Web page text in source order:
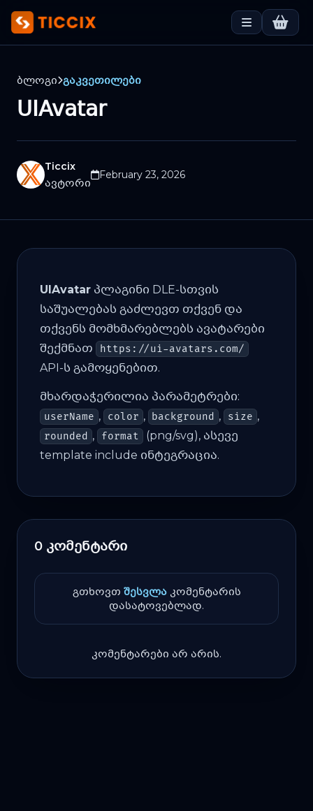
ბლოგი გაკვეთილები
UIAvatar
Ticcix
ავტორი
February 23, 2026
UIAvatar პლაგინი DLE-სთვის
საშუალებას გაძლევთ თქვენ და
თქვენს მომხმარებლებს ავატარები
შექმნათ
https://ui-avatars.com/
API-ს გამოყენებით.
მხარდაჭერილია პარამეტრები:
userName , color , background , size ,
rounded , format
(png/svg), ასევე
template include ინტეგრაცია.
0 კომენტარი
გთხოვთ შესვლაკომენტარის
დასატოვებლად.
კომენტარები არ არის.